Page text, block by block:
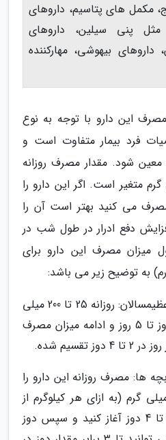
مکمل های پتاسیم، داروهای
پنی سیلین، داروهای
داروهای بیهوشی، مهارکننده
این دارو با توجه به نوع
فرد بیمار متفاوت است و
شود. مقدار مصرف روزانه
25 تا 200 میلی گرم متغیر است. اگر این دارو را
می کنید بهتر است آن را
دفع ادرار در طول شب در
میزان مصرف این دارو برای
به توضیح زیر می باشد:
میزان مصرف دارو در عظیمسالان: روزانه 25 تا 200 میلی
گرم به میزان 2 تا 4 دوز تا 5 روز و ادامه میزان مصرف
ها: مصرف روزانه این دارو را
توانید با 1 تا 3 میلی گرم (به ازای هر کیلوگرم از
وزن بدن کودک) با 2 تا 4 دوز آغاز کنید و سپس دوز